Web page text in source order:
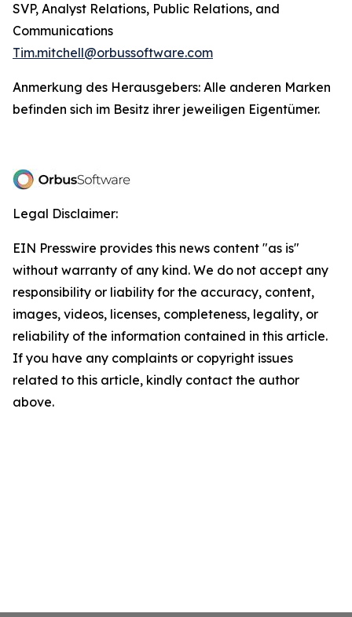
SVP, Analyst Relations, Public Relations, and
Communications
Tim.mitchell@orbussoftware.com
Anmerkung des Herausgebers: Alle anderen Marken
befinden sich im Besitz ihrer jeweiligen Eigentümer.
Legal Disclaimer:
EIN Presswire provides this news content "as is"
without warranty of any kind. We do not accept any
responsibility or liability for the accuracy, content,
images, videos, licenses, completeness, legality, or
reliability of the information contained in this article.
If you have any complaints or copyright issues
related to this article, kindly contact the author
above.